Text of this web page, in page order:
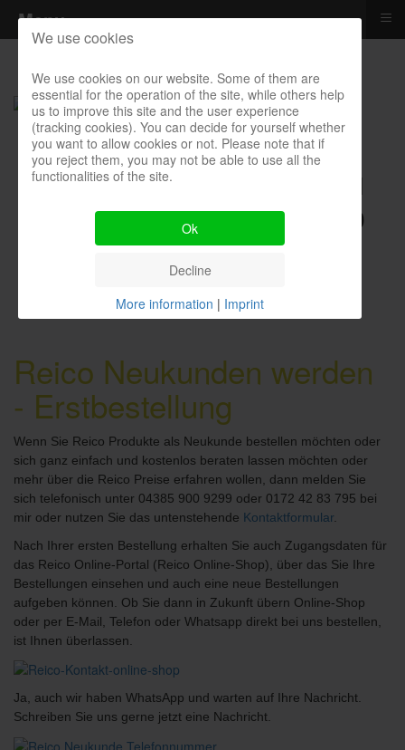
Kontakthotline I Bestellung I
Kosten I Beratung: 04385 900
9299
Reico Neukunden werden
- Erstbestellung
Wenn Sie Reico Produkte als Neukunde bestellen möchten oder
sich ganz einfach und kostenlos beraten lassen möchten oder
mehr über die Reico Preise erfahren wollen, dann melden Sie
sich telefonisch unter 04385 900 9299 oder 0172 42 83 795 bei
mir oder nutzen Sie das untenstehende Kontaktformular
Nach Ihrer ersten Bestellung erhalten Sie auch Zugangsdaten für
das Reico Online-Portal (Reico Online-Shop), über das Sie Ihre
Bestellungen einsehen und auch eine neue Bestellungen
aufgeben können. Ob Sie dann in Zukunft übern Online-Shop
oder per E-Mail, Telefon oder Whatsapp direkt bei uns bestellen,
ist Ihnen überlassen.
Ja, auch wir haben WhatsApp und warten auf Ihre Nachricht.
Schreiben Sie uns gerne jetzt eine Nachricht.
We use cookies
We use cookies on our website. Some of them are
essential for the operation of the site, while others help
us to improve this site and the user experience
(tracking cookies). You can decide for yourself whether
you want to allow cookies or not. Please note that if
you reject them, you may not be able to use all the
functionalities of the site.
Ok
Decline
More information | Imprint
Menu ≡